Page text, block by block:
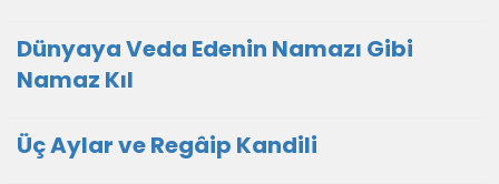
Dünyaya Veda Edenin Namazı Gibi
Namaz Kıl
Üç Aylar ve Regâip Kandili